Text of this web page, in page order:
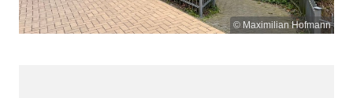
© Maximilian Hofmann